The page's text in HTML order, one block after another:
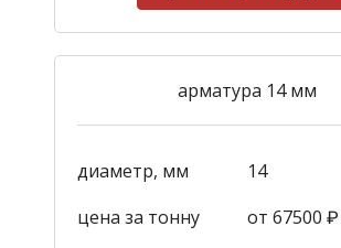
арматура 14 мм
диаметр, мм
14
цена за тонну
от 67500 ₽